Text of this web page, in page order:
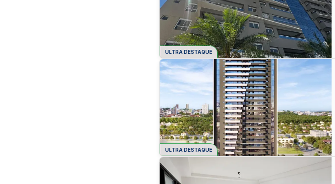
ULTRA DESTAQUE
ULTRA DESTAQUE